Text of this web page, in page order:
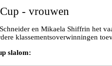
- vrouwen
en Mikaela Shiffrin het
klassementsoverwinningen
slalom: